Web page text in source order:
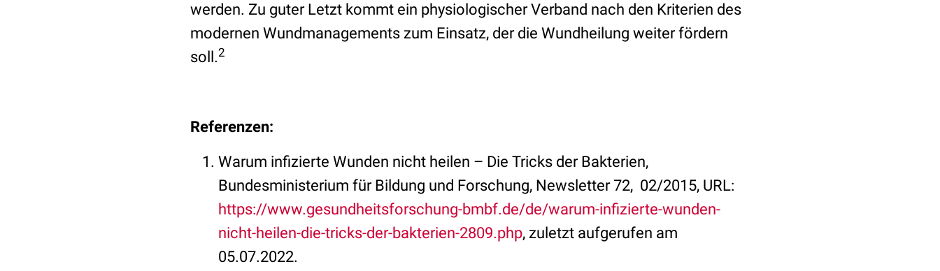
werden. Zu guter Letzt kommt ein physiologischer Verband nach den Kriterien des
modernen Wundmanagements zum Einsatz, der die Wundheilung weiter fördern
soll.2
Referenzen:
Warum infizierte Wunden nicht heilen – Die Tricks der Bakterien,
Bundesministerium für Bildung und Forschung, Newsletter 72, 02/2015, URL:
https://www.gesundheitsforschung-bmbf.de/de/warum-infizierte-wunden-
nicht-heilen-die-tricks-der-bakterien-2809.php, zuletzt aufgerufen am
05.07.2022.